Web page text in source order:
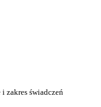
zakres świadczeń